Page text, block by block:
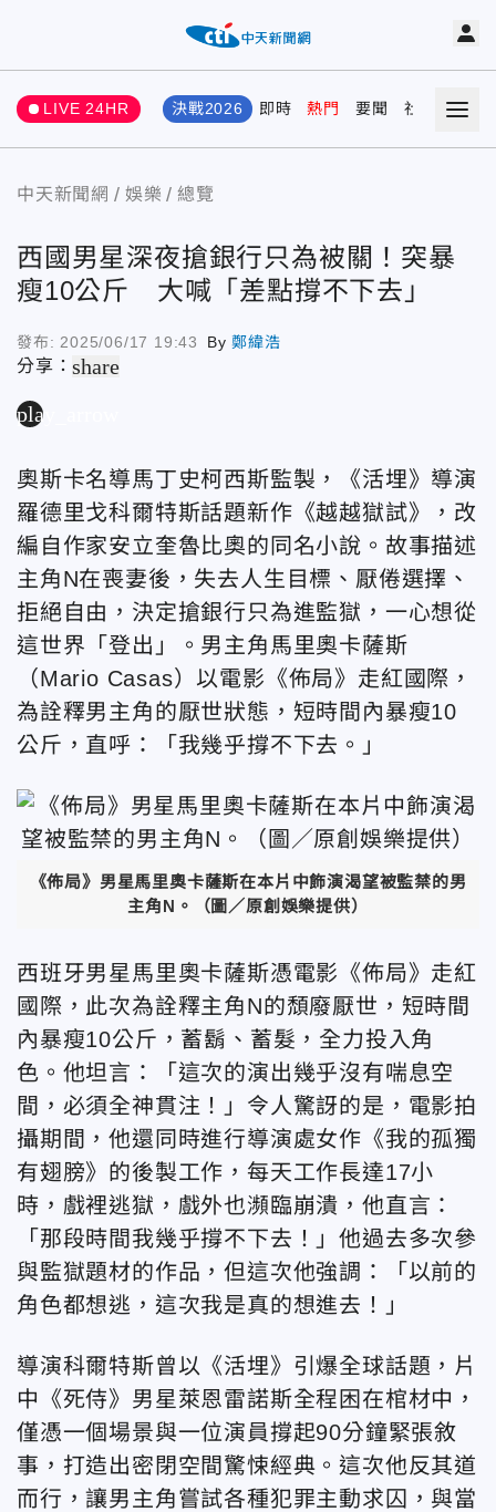
LIVE 24HR 決戰2026 即時 熱門 要聞 社會 娛樂
中天新聞網 娛樂 總覽
西國男星深夜搶銀行只為被關！突暴
瘦10公斤 大喊「差點撐不下去」
發布: 2025/06/17 19:43 By鄭緯浩
分享：share
play_arrow
奧斯卡名導馬丁史柯西斯監製，《活埋》導演
羅德里戈科爾特斯話題新作《越越獄試》，改
編自作家安立奎魯比奧的同名小說。故事描述
主角N在喪妻後，失去人生目標、厭倦選擇、
拒絕自由，決定搶銀行只為進監獄，一心想從
這世界「登出」。男主角馬里奧卡薩斯
（Mario Casas）以電影《佈局》走紅國際，
為詮釋男主角的厭世狀態，短時間內暴瘦10
公斤，直呼：「我幾乎撐不下去。」
《佈局》男星馬里奧卡薩斯在本片中飾演渴望被監禁的男
主角N。（圖／原創娛樂提供）
西班牙男星馬里奧卡薩斯憑電影《佈局》走紅
國際，此次為詮釋主角N的頹廢厭世，短時間
內暴瘦10公斤，蓄鬍、蓄髮，全力投入角
色。他坦言：「這次的演出幾乎沒有喘息空
間，必須全神貫注！」令人驚訝的是，電影拍
攝期間，他還同時進行導演處女作《我的孤獨
有翅膀》的後製工作，每天工作長達17小
時，戲裡逃獄，戲外也瀕臨崩潰，他直言：
「那段時間我幾乎撐不下去！」他過去多次參
與監獄題材的作品，但這次他強調：「以前的
角色都想逃，這次我是真的想進去！」
導演科爾特斯曾以《活埋》引爆全球話題，片
中《死侍》男星萊恩雷諾斯全程困在棺材中，
僅憑一個場景與一位演員撐起90分鐘緊張敘
事，打造出密閉空間驚悚經典。這次他反其道
而行，讓男主角嘗試各種犯罪主動求囚，與當